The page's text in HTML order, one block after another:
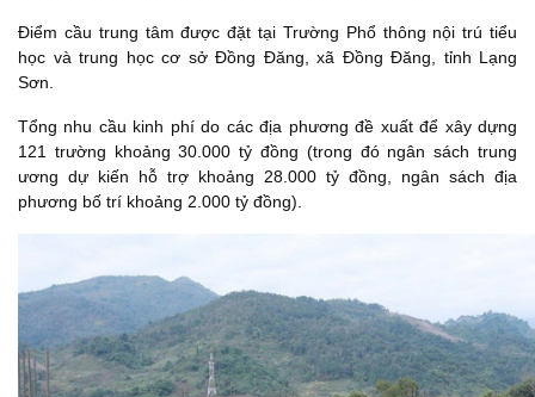
Điểm cầu trung tâm được đặt tại Trường Phổ thông nội trú tiểu
học và trung học cơ sở Đồng Đăng, xã Đồng Đăng, tỉnh Lạng
Sơn.
Tổng nhu cầu kinh phí do các địa phương đề xuất để xây dựng
121 trường khoảng 30.000 tỷ đồng (trong đó ngân sách trung
ương dự kiến hỗ trợ khoảng 28.000 tỷ đồng, ngân sách địa
phương bố trí khoảng 2.000 tỷ đồng).